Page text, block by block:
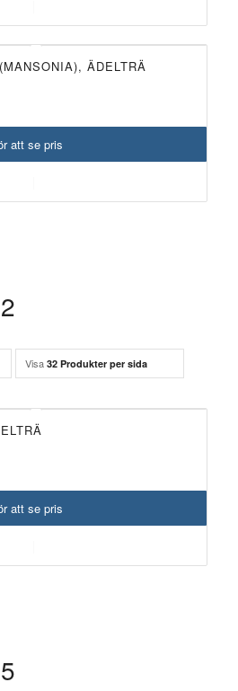
ÄDELTRÄ
att se pris
Visa 32 Produkter per sida
att se pris